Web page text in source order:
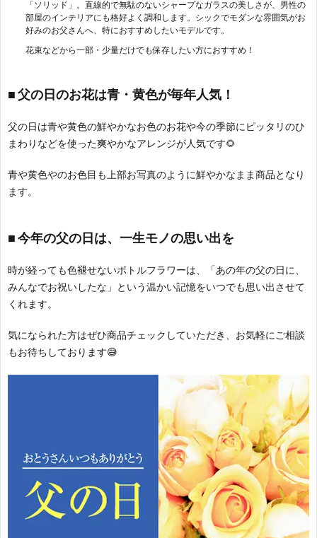
「ソリッド」。直線的で無駄のないシャープなガラスの美しさが、男性の
部屋のインテリアにも格好よく調和します。シックでモダンな雰囲気がお
好みのお父さんへ、特におすすめしたいモデルです。
花束などから一部・少量だけでも保存したい方におすすめ！
■ 父の日のお花は青・黄色が毎年人気！
父の日は青や黄色の鮮やかなお色のお花や今の季節にピッタリのひ
まわりなどを使った爽やかなアレンジが人気です🌻
青や黄色やのお色目も上部お写真のように鮮やかなまま商品となり
ます。
■ 今年の父の日は、一生モノの思い出を
時が経っても色褪せないボトルフラワーは、「あの年の父の日に、
みんなでお祝いしたな」という温かい記憶をいつでも思い出させて
くれます。
気になられた方はぜひ商品チェックしていただき、お気軽にご相談
もお待ちしております😅